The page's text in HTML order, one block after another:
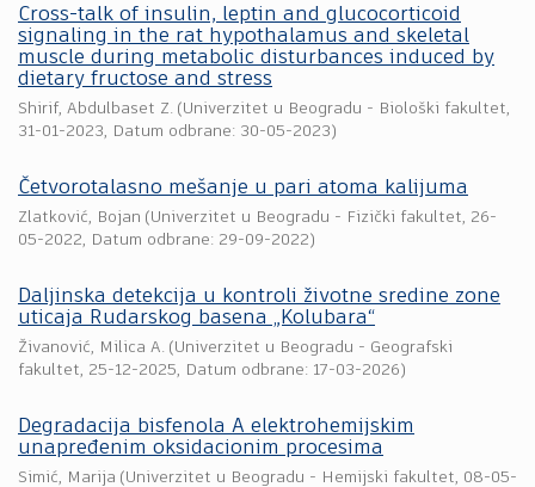
Cross-talk of insulin, leptin and glucocorticoid
signaling in the rat hypothalamus and skeletal
muscle during metabolic disturbances induced by
dietary fructose and stress
Shirif, Abdulbaset Z. (Univerzitet u Beogradu - Biološki fakultet,
31-01-2023, Datum odbrane: 30-05-2023)
Četvorotalasno mešanje u pari atoma kalijuma
Zlatković, Bojan (Univerzitet u Beogradu - Fizički fakultet, 26-
05-2022, Datum odbrane: 29-09-2022)
Daljinska detekcija u kontroli životne sredine zone
uticaja Rudarskog basena „Kolubara“
Živanović, Milica A. (Univerzitet u Beogradu - Geografski
fakultet, 25-12-2025, Datum odbrane: 17-03-2026)
Degradacija bisfenola A elektrohemijskim
unapređenim oksidacionim procesima
Simić, Marija (Univerzitet u Beogradu - Hemijski fakultet, 08-05-